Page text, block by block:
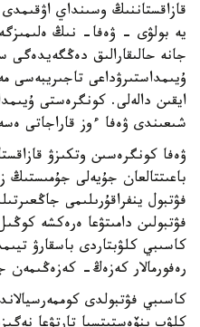
قازاقستاننىڭ وسىنداي
يە بولۋى - ۋەفا- نىڭ
جانە حالىقارالىق
ۇيىمداستىرۋداعى تاجىريبەسى
ايقىن دالەلى. كونگرەستى
شىعىندى ۋەفا ءوز قاراجاتى
ۋەفا كونگرەسىن وتكىزۋ
باعىتتالعان جۇيەلى جۇمىستىڭ
فۋتبول ينفراقۇرىلىمى
فۋتبولىن دامىتۋعا ەرەكشە
كاسىبي كلۋبتاردى باسقارۋ
رەفورمالار كەزەڭ- كەزەڭىمەن